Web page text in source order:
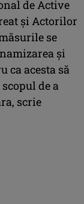
de Active
şi Actorilor
se
şi
ca acesta să
de a
scrie